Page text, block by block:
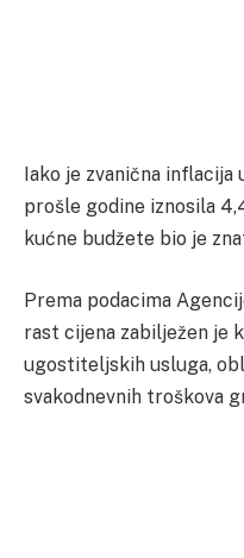
Iako je zvanična
prošle godine iznosila
kućne budžete bio je
Prema podacima
rast cijena zabilježen je
ugostiteljskih usluga,
svakodnevnih troškova